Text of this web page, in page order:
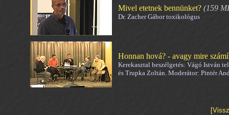
Mivel etetnek bennünket? (159
Dr. Zacher Gábor toxikológus
Honnan hová? - avagy mire
Kerekasztal beszélgetés: Vágó István
és Trupka Zoltán. Moderátor: Pintér